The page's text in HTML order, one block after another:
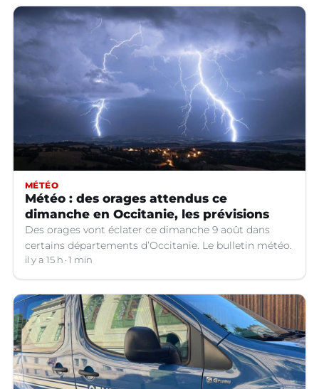
MÉTÉO
Météo : des orages attendus ce
dimanche en Occitanie, les prévisions
Des orages vont éclater ce dimanche 9 août dans
certains départements d’Occitanie. Le bulletin météo.
il y a 15 h 1 min